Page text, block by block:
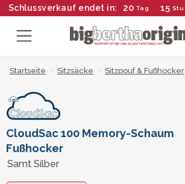
Schlussverkauf endet in: 20 Tag 15 Stu
Startseite / Sitzsäcke / Sitzpouf & Fußhocker
CloudSac 100 Memory-Schaum
Fußhocker
Samt Silber